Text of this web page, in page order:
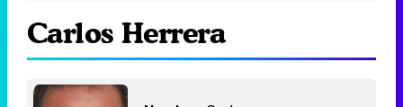
Carlos Herrera